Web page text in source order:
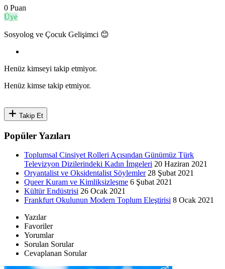
0 Puan
Üye
Sosyolog ve Çocuk Gelişimci 😊
Henüz kimseyi takip etmiyor.
Henüz kimse takip etmiyor.
Takip Et
Popüler Yazıları
Toplumsal Cinsiyet Rolleri Açısından Günümüz Türk
Televizyon Dizilerindeki Kadın İmgeleri 20 Haziran 2021
Oryantalist ve Oksidentalist Söylemler 28 Şubat 2021
Queer Kuram ve Kimliksizleşme 6 Şubat 2021
Kültür Endüstrisi 26 Ocak 2021
Frankfurt Okulunun Modern Toplum Eleştirisi 8 Ocak 2021
Yazılar
Favoriler
Yorumlar
Sorulan Sorular
Cevaplanan Sorular